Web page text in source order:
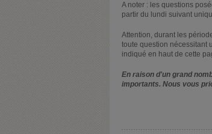
A noter : les questions
partir du lundi suivant
Attention, durant les
toute question nécessitant
indiqué en haut de cette
En raison d'un grand
importants. Nous vous